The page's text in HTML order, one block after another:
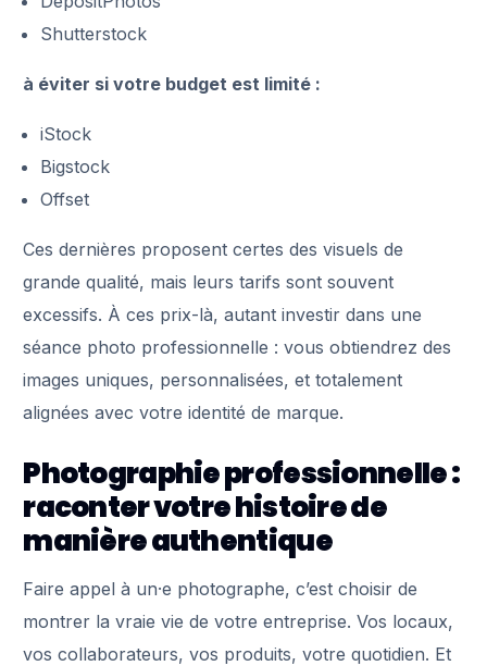
Shutterstock
à éviter si votre budget est limité :
iStock
Bigstock
Offset
Ces dernières proposent certes des visuels de
grande qualité, mais leurs tarifs sont souvent
excessifs. À ces prix-là, autant investir dans une
séance photo professionnelle : vous obtiendrez des
images uniques, personnalisées, et totalement
alignées avec votre identité de marque.
Photographie professionnelle :
raconter votre histoire de
manière authentique
Faire appel à un·e photographe, c’est choisir de
montrer la vraie vie de votre entreprise. Vos locaux,
vos collaborateurs, vos produits, votre quotidien. Et